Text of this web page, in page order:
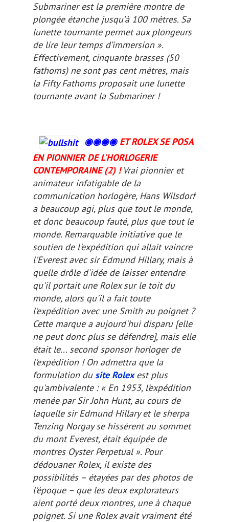
Submariner est la première montre de
plongée étanche jusqu’à 100 mètres. Sa
lunette tournante permet aux plongeurs
de lire leur temps d’immersion ».
Effectivement, cinquante brasses (50
fathoms) ne sont pas cent mètres, mais
la Fifty Fathoms proposait une lunette
tournante avant la Submariner !
◉◉◉◉ ET ROLEX SE POSA
EN PIONNIER DE L'HORLOGERIE
CONTEMPORAINE (2) !Vrai pionnier et
animateur infatigable de la
communication horlogère, Hans Wilsdorf
a beaucoup agi, plus que tout le monde,
et donc beaucoup fauté, plus que tout le
monde. Remarquable initiative que le
soutien de l'expédition qui allait vaincre
l'Everest avec sir Edmund Hillary, mais à
quelle drôle d'idée de laisser entendre
qu'il portait une Rolex sur le toit du
monde, alors qu'il a fait toute
l'expédition avec une Smith au poignet ?
Cette marque a aujourd'hui disparu [elle
ne peut donc plus se défendre], mais elle
était le... second sponsor horloger de
l'expédition ! On admettra que la
formulation dusite Rolexest plus
qu'ambivalente : « En 1953, l’expédition
menée par Sir John Hunt, au cours de
laquelle sir Edmund Hillary et le sherpa
Tenzing Norgay se hissèrent au sommet
du mont Everest, était équipée de
montres Oyster Perpetual ». Pour
dédouaner Rolex, il existe des
possibilités – étayées par des photos de
l'époque – que les deux explorateurs
aient porté deuxmontres, une à chaque
poignet. Si une Rolex avait vraiment été